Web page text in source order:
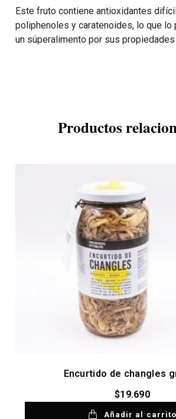
Este fruto contiene antioxidantes
poliphenoles y caratenoides, lo que lo
un súperalimento por sus
Productos
Encurtido de changles
$19.690
Añadir al carrito